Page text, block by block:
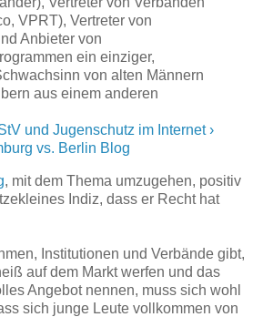
VPRT), Vertreter von
Anbieter von
ein einziger,
von alten Männern
aus einem anderen
und Jugenschutz im Internet ›
vs. Berlin Blog
, mit dem Thema umzugehen, positiv
Indiz, dass er Recht hat
Institutionen und Verbände gibt,
auf dem Markt werfen und das
Angebot nennen, muss sich wohl
sich junge Leute vollkommen von